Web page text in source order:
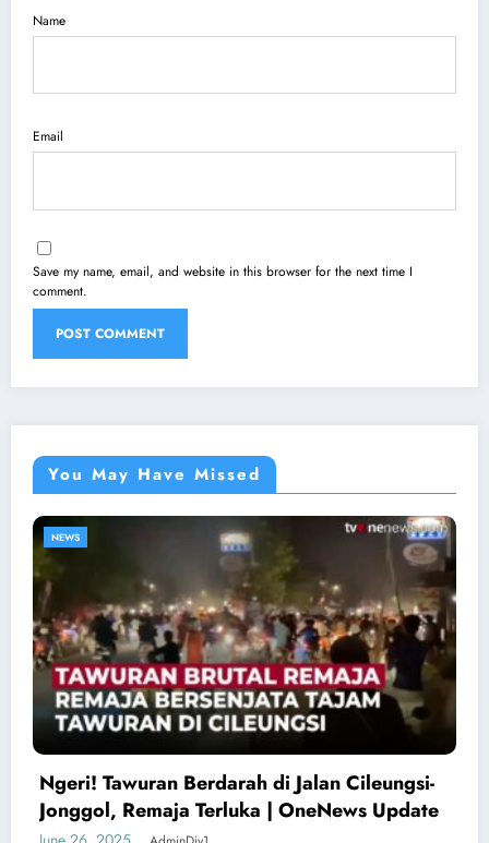
Name
Email
Save my name, email, and website in this browser for the next time I
comment.
You May Have Missed
NEWS
Ngeri! Tawuran Berdarah di Jalan Cileungsi-
Jonggol, Remaja Terluka | OneNews Update